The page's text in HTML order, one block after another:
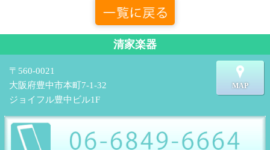
清家楽器
〒560-0021
大阪府豊中市本町7-1-32
ジョイフル豊中ビル1F
MAP